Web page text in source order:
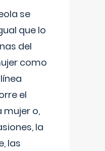
se
que lo
del
como
el
mujer o,
la
las